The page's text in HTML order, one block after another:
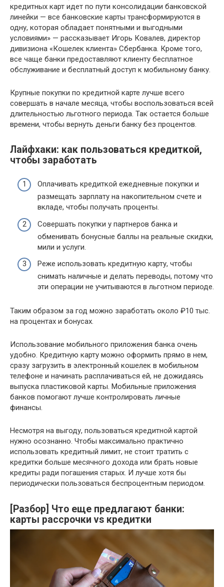
кредитных карт идет по пути консолидации банковской
линейки — все банковские карты трансформируются в
одну, которая обладает понятными и выгодными
условиями» — рассказывает Игорь Ковалев, директор
дивизиона «Кошелек клиента» Сбербанка. Кроме того,
все чаще банки предоставляют клиенту бесплатное
обслуживание и бесплатный доступ к мобильному банку.
Крупные покупки по кредитной карте лучше всего
совершать в начале месяца, чтобы воспользоваться всей
длительностью льготного периода. Так остается больше
времени, чтобы вернуть деньги банку без процентов.
Лайфхаки: как пользоваться кредиткой,
чтобы заработать
Оплачивать кредиткой ежедневные покупки и
размещать зарплату на накопительном счете и
вкладе, чтобы получать проценты.
Совершать покупки у партнеров банка и
обменивать бонусные баллы на реальные скидки,
мили и услуги.
Реже использовать кредитную карту, чтобы
снимать наличные и делать переводы, потому что
эти операции не учитываются в льготном периоде.
Таким образом за год можно заработать около ₽10 тыс.
на процентах и бонусах.
Использование мобильного приложения банка очень
удобно. Кредитную карту можно оформить прямо в нем,
сразу загрузить в электронный кошелек в мобильном
телефоне и начинать расплачиваться ей, не дожидаясь
выпуска пластиковой карты. Мобильные приложения
банков помогают лучше контролировать личные
финансы.
Несмотря на выгоду, пользоваться кредитной картой
нужно осознанно. Чтобы максимально практично
использовать кредитный лимит, не стоит тратить с
кредитки больше месячного дохода или брать новые
кредиты ради погашения старых. И лучше хотя бы
периодически пользоваться беспроцентным периодом.
[Разбор] Что еще предлагают банки:
карты рассрочки vs кредитки